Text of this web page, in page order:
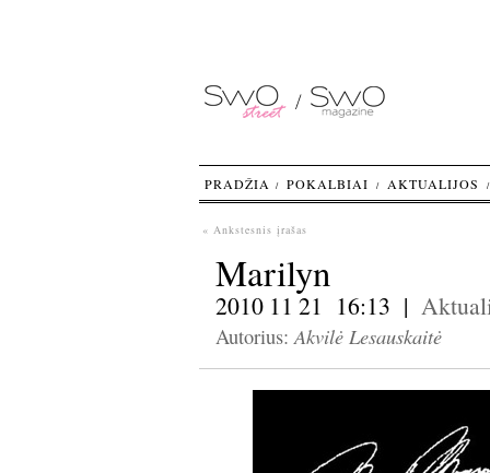
« Ankstesnis įrašas
Marilyn
2010 11 21 16:13 |
Autorius:Akvilė Lesauskaitė
PRADŽIA POKALBIAI AKTUALIJOS